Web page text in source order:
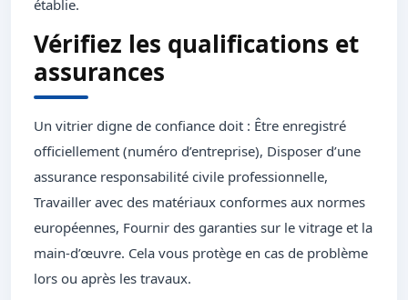
établie.
Vérifiez les qualifications et
assurances
Un vitrier digne de confiance doit : Être enregistré
officiellement (numéro d’entreprise), Disposer d’une
assurance responsabilité civile professionnelle,
Travailler avec des matériaux conformes aux normes
européennes, Fournir des garanties sur le vitrage et la
main-d’œuvre. Cela vous protège en cas de problème
lors ou après les travaux.